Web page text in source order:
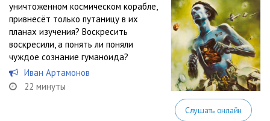
уничтоженном космическом корабле,
привнесёт только путаницу в их
планах изучения? Воскресить
воскресили, а понять ли поняли
чуждое сознание гуманоида?
Иван Артамонов
22 минуты
Слушать онлайн